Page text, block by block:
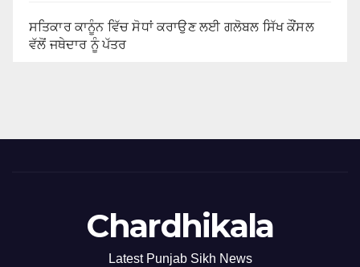
ਸਤਿਕਾਰ ਕਾਨੂੰਨ ਵਿੱਚ ਸੋਧਾਂ ਕਰਾਉਣ ਲਈ ਗਲੋਬਲ ਸਿੱਖ ਕੌਂਸਲ
ਵੱਲੋਂ ਜਥੇਦਾਰ ਨੂੰ ਪੱਤਰ
Chardhikala
Latest Punjab Sikh News